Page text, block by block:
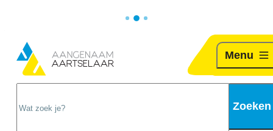
Naar inhoud
Aartselaar
Zoeken
Menu